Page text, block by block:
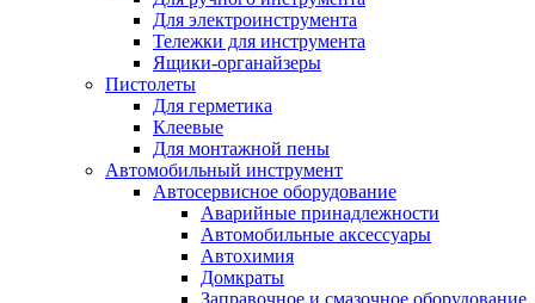
Для электроинструмента
Тележки для инструмента
Ящики-органайзеры
Пистолеты
Для герметика
Клеевые
Для монтажной пены
Автомобильный инструмент
Автосервисное оборудование
Аварийные принадлежности
Автомобильные аксессуары
Автохимия
Домкраты
Заправочное и смазочное оборудование